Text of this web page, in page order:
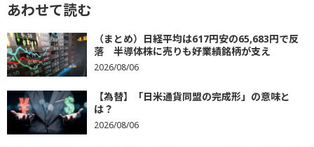
あわせて読む
（まとめ）日経平均は617円安の65,683円で反
落 半導体株に売りも好業績銘柄が支え
2026/08/06
【為替】「日米通貨同盟の完成形」の意味と
は？
2026/08/06